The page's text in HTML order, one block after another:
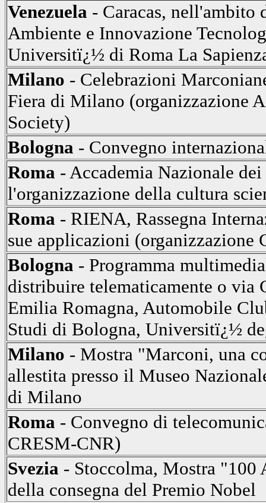
Venezuela - Caracas, nell'ambito
Ambiente e Innovazione
Universitï¿½ di Roma La
Milano - Celebrazioni
Fiera di Milano (organizzazione
Society)
Bologna - Convegno
Roma - Accademia Nazionale
l'organizzazione della cultura
Roma - RIENA, Rassegna
sue applicazioni (organizzazione
Bologna - Programma
distribuire telematicamente o via
Emilia Romagna, Automobile
Studi di Bologna, Universitï¿½
Milano - Mostra "Marconi, una
allestita presso il Museo
di Milano
Roma - Convegno di
CRESM-CNR)
Svezia - Stoccolma, Mostra
della consegna del Premio Nobel